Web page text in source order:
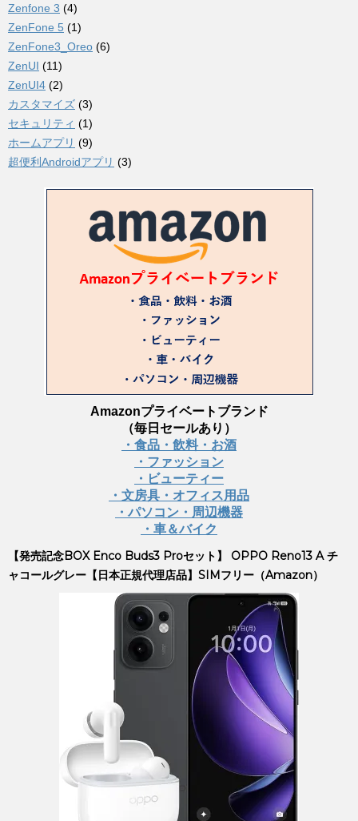
Zenfone 3 (4)
ZenFone 5 (1)
ZenFone3_Oreo (6)
ZenUI (11)
ZenUI4 (2)
カスタマイズ (3)
セキュリティ (1)
ホームアプリ (9)
超便利Androidアプリ (3)
Amazonプライベートブランド
（毎日セールあり）
・食品・飲料・お酒
・ファッション
・ビューティー
・文房具・オフィス用品
・パソコン・周辺機器
・車＆バイク
【発売記念BOX Enco Buds3 Proセット】 OPPO Reno13 A チ
ャコールグレー【日本正規代理店品】SIMフリー（Amazon）